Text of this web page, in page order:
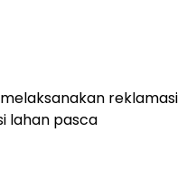
reklamasi
lahan pasca